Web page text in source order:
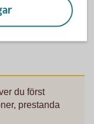
du först
prestanda